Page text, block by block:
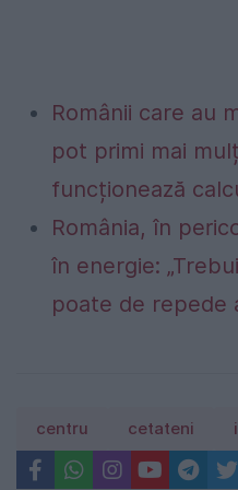
Românii care au
pot primi mai
funcționează
România, în
în energie:
poate de repede
centru cetateni